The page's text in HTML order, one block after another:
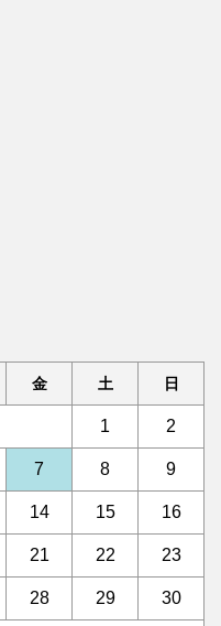
金 土 日
1 2
7 8 9
14 15 16
21 22 23
28 29 30